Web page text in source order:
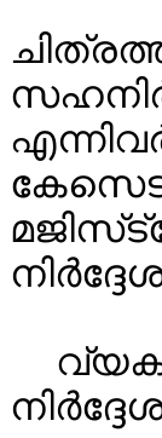
മജിസ്‌ട്രേറ്റ് ദേവിക ലാൽ എറണാകുളം പൊലീസിന്